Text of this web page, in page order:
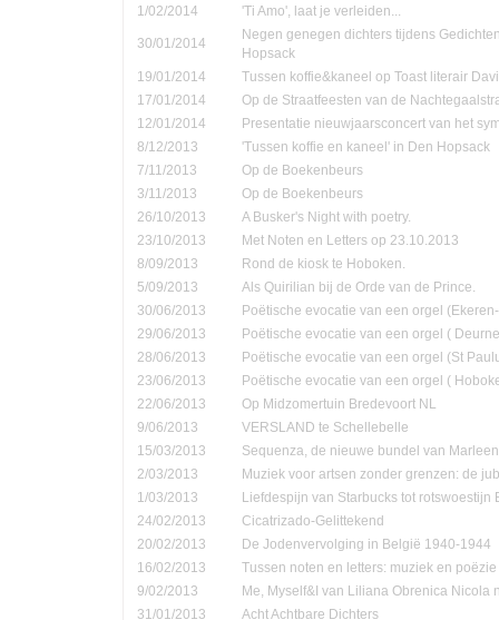
1/02/2014
'Ti Amo', laat je verleiden...
30/01/2014
Negen genegen dichters tijdens
Hopsack
19/01/2014
Tussen koffie&kaneel op Toast literair
17/01/2014
Op de Straatfeesten van de
12/01/2014
Presentatie nieuwjaarsconcert van het
8/12/2013
'Tussen koffie en kaneel' in Den Hopsack
7/11/2013
Op de Boekenbeurs
3/11/2013
Op de Boekenbeurs
26/10/2013
A Busker's Night with poetry.
23/10/2013
Met Noten en Letters op 23.10.2013
8/09/2013
Rond de kiosk te Hoboken.
5/09/2013
Als Quirilian bij de Orde van de Prince.
30/06/2013
Poëtische evocatie van een orgel
29/06/2013
Poëtische evocatie van een orgel (
28/06/2013
Poëtische evocatie van een orgel (St
23/06/2013
Poëtische evocatie van een orgel (
22/06/2013
Op Midzomertuin Bredevoort NL
9/06/2013
VERSLAND te Schellebelle
15/03/2013
Sequenza, de nieuwe bundel van
2/03/2013
Muziek voor artsen zonder grenzen: de
1/03/2013
Liefdespijn van Starbucks tot rotswoestijn
24/02/2013
Cicatrizado-Gelittekend
20/02/2013
De Jodenvervolging in België 1940-1944
16/02/2013
Tussen noten en letters: muziek en
9/02/2013
Me, Myself&I van Liliana Obrenica Nicola
31/01/2013
Acht Achtbare Dichters